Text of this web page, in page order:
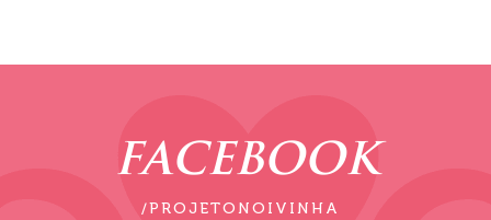
FACEBOOK
/PROJETONOIVINHA